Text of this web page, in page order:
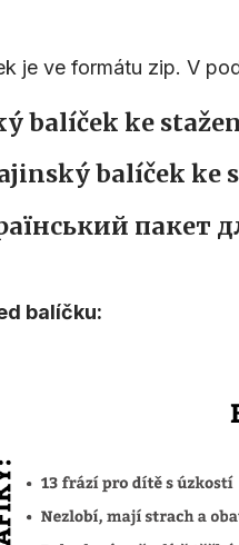
je ve formátu zip. V
balíček ke
balíček ke
пакет
balíčku: